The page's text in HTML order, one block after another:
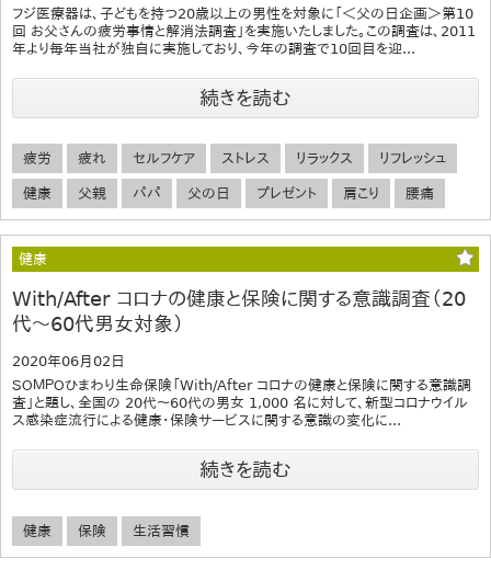
フジ医療器は、子どもを持つ20歳以上の男性を対象に「＜父の日企画＞第10
回 お父さんの疲労事情と解消法調査」を実施いたしました。この調査は、2011
年より毎年当社が独自に実施しており、今年の調査で10回目を迎...
続きを読む
疲労 疲れ セルフケア ストレス リラックス リフレッシュ
健康 父親 パパ 父の日 プレゼント 肩こり 腰痛
健康
With/After コロナの健康と保険に関する意識調査（20
代～60代男女対象）
2020年06月02日
ＳＯＭＰＯひまわり生命保険「With/After コロナの健康と保険に関する意識調
査」と題し、全国の 20代～60代の男女 1,000 名に対して、新型コロナウイル
ス感染症流行による健康・保険サービスに関する意識の変化に...
続きを読む
健康 保険 生活習慣